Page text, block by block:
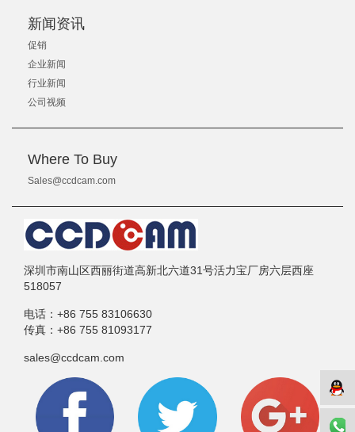
新闻资讯
促销
企业新闻
行业新闻
公司视频
Where To Buy
Sales@ccdcam.com
深圳市南山区西丽街道高新北六道31号活力宝厂房六层西座
518057
电话： +86 755 83106630
传真： +86 755 81093177
sales@ccdcam.com